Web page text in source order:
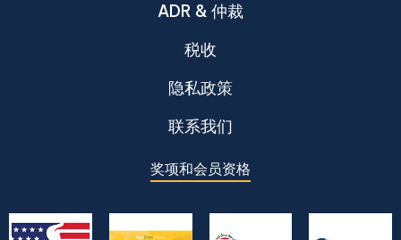
ADR & 仲裁
税收
隐私政策
联系我们
奖项和会员资格